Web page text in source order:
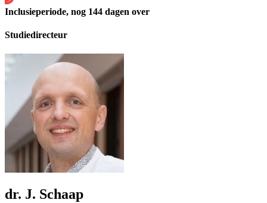
Inclusieperiode, nog 144 dagen over
Studiedirecteur
dr. J. Schaap